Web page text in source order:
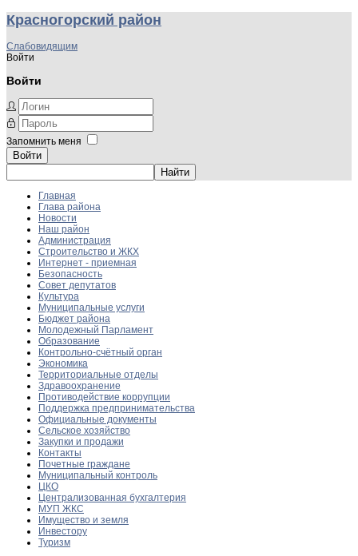
Красногорский район
Слабовидящим
Войти
Войти
Запомнить меня
Войти
Главная
Глава района
Новости
Наш район
Администрация
Строительство и ЖКХ
Интернет - приемная
Безопасность
Совет депутатов
Культура
Муниципальные услуги
Бюджет района
Молодежный Парламент
Образование
Контрольно-счётный орган
Экономика
Территориальные отделы
Здравоохранение
Противодействие коррупции
Поддержка предпринимательства
Официальные документы
Сельское хозяйство
Закупки и продажи
Контакты
Почетные граждане
Муниципальный контроль
ЦКО
Централизованная бухгалтерия
МУП ЖКС
Имущество и земля
Инвестору
Туризм